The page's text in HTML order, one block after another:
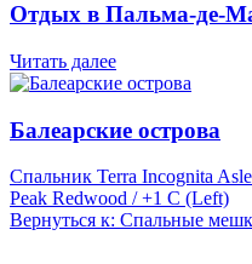
Отдых в Пальма-де-
Читать далее
Балеарские острова
Спальник Terra Incognita
Peak Redwood / +1 C (Left)
Вернуться к: Спальные